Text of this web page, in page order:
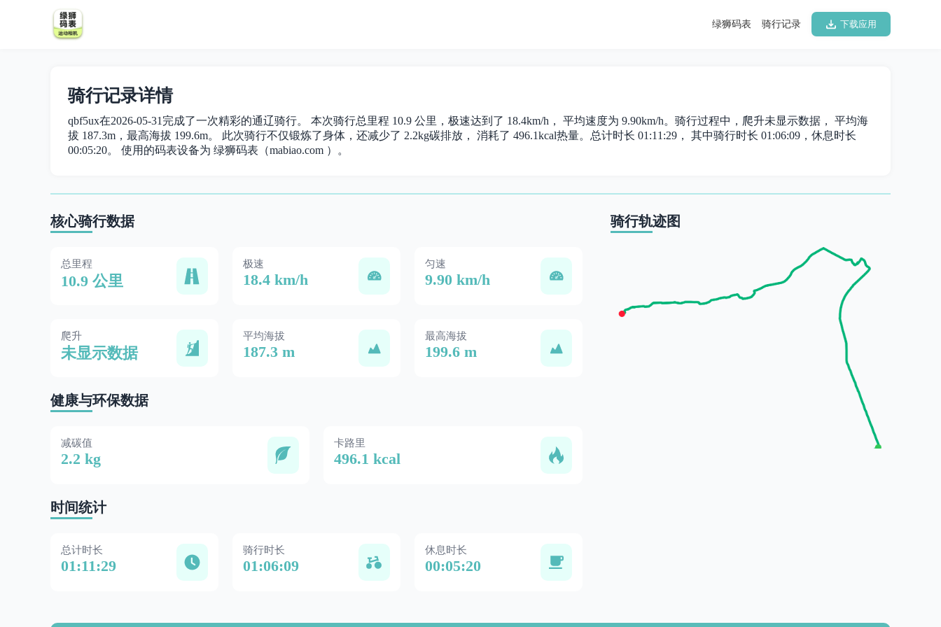
下载应用
骑行记录
绿狮码表
骑行记录详情
qbf5ux在2026-05-31完成了一次精彩的通辽骑行。 本次骑行总里程 10.9 公里，极速达到了 18.4km/h， 平均速度为 9.90km/h。骑行过程中，爬升未显示数据， 平均海
拔 187.3m，最高海拔 199.6m。 此次骑行不仅锻炼了身体，还减少了 2.2kg碳排放， 消耗了 496.1kcal热量。总计时长 01:11:29， 其中骑行时长 01:06:09，休息时长
00:05:20。 使用的码表设备为 绿狮码表（mabiao.com ）。
核心骑行数据
总里程
10.9 公里
极速
18.4 km/h
匀速
9.90 km/h
爬升
未显示数据
平均海拔
187.3 m
最高海拔
199.6 m
健康与环保数据
减碳值
2.2 kg
卡路里
496.1 kcal
时间统计
总计时长
01:11:29
骑行时长
01:06:09
休息时长
00:05:20
骑行轨迹图